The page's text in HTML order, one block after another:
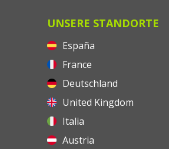
UNSERE STANDORTE
España
France
Deutschland
United Kingdom
Italia
Austria